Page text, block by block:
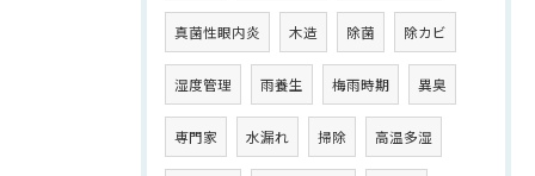
真菌性眼内炎 木造 除菌 除カビ
湿度管理 雨養生 梅雨時期 異臭
専門家 水漏れ 掃除 高温多湿